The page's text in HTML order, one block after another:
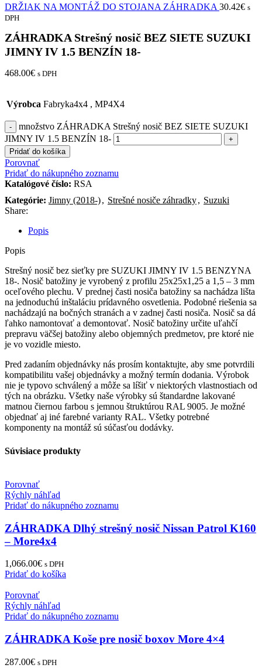
DRŽIAK NA MONTÁŽ DO STOJANA ZÁHRADKA 30.42€ s
DPH
ZÁHRADKA Strešný nosič BEZ SIETE SUZUKI
JIMNY IV 1.5 BENZÍN 18-
468.00€ s DPH
Výrobca Fabryka4x4 , MP4X4
množstvo ZÁHRADKA Strešný nosič BEZ SIETE SUZUKI
JIMNY IV 1.5 BENZÍN 18-
Pridať do košíka
Porovnať
Pridať do nákupného zoznamu
Katalógové číslo: RSA
Kategórie: Jimny (2018-), Strešné nosiče záhradky, Suzuki
Share:
Popis
Popis
Strešný nosič bez sieťky pre SUZUKI JIMNY IV 1.5 BENZYNA
18-. Nosič batožiny je vyrobený z profilu 25x25x1,25 a 1,5 – 3 mm
oceľového plechu. V prednej časti nosiča batožiny sa nachádza lišta
na jednoduchú inštaláciu prídavného osvetlenia. Podobné riešenia sa
nachádzajú na bočných stranách a v zadnej časti nosiča. Nosič sa dá
ľahko namontovať a demontovať. Nosič batožiny určite uľahčí
prepravu väčšej batožiny alebo objemných predmetov, pre ktoré nie
je vo vozidle miesto.
Pred zadaním objednávky nás prosím kontaktujte, aby sme potvrdili
kompatibilitu vašej objednávky a možný termín dodania. Výrobok
nie je typovo schválený a môže sa líšiť v niektorých vlastnostiach od
tých na obrázku. Všetky naše výrobky sú štandardne lakované
matnou čiernou farbou s jemnou štruktúrou RAL 9005. Je možné
objednať aj iné farebné varianty RAL. Všetky potrebné
komponenty na montáž sú súčasťou dodávky.
Súvisiace produkty
Porovnať
Rýchly náhľad
Pridať do nákupného zoznamu
ZÁHRADKA Dlhý strešný nosič Nissan Patrol K160
– More4x4
1,066.00€ s DPH
Pridať do košíka
Porovnať
Rýchly náhľad
Pridať do nákupného zoznamu
ZÁHRADKA Koše pre nosič boxov More 4×4
287.00€ s DPH